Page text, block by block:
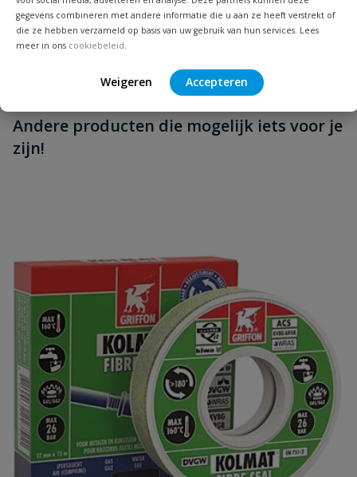
gegevens combineren met andere informatie die u aan ze heeft verstrekt of
die ze hebben verzameld op basis van uw gebruik van hun services. Lees
meer in ons cookiebeleid
Weigeren Accepteren
Vraag en antwoord
Geen vragen
dit product?
Stel jouw
vraag
Schrijf zelf een beoordeling
Je beoordeelt:
Naam
Samenvatting
Beoordeling
Andere producten die mogelijk iets voor je
zijn!